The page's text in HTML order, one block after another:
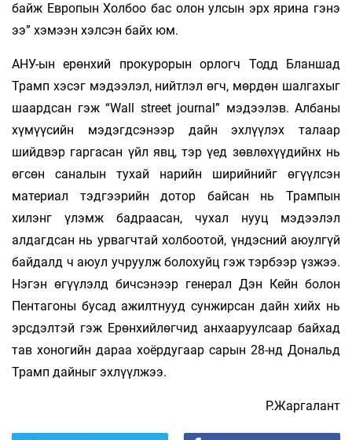
байж Европын Холбоо бас олон улсын эрх ярина гэнэ
ээ” хэмээн хэлсэн байх юм.
АНУ-ын ерөнхий прокурорын орлогч Тодд Бланшад
Трамп хэсэг мэдээлэл, нийтлэл өгч, мөрдөн шалгахыг
шаардсан гэж “Wall street journal” мэдээлэв. Албаны
хүмүүсийн мэдэгдсэнээр дайн эхлүүлэх талаар
шийдвэр гаргасан үйл явц, тэр үед зөвлөхүүдийнх нь
өгсөн саналын тухай нарийн ширийнийг өгүүлсэн
материал тэдгээрийн дотор байсан нь Трампын
хилэнг үлэмж бадраасан, чухал нууц мэдээлэл
алдагдсан нь урвагчтай холбоотой, үндэсний аюулгүй
байдалд ч аюул учруулж болохуйц гэж тэрбээр үзжээ.
Нэгэн өгүүлэлд бичсэнээр генерал Дэн Кейн болон
Пентагоны бусад ажилтнууд сунжирсан дайн хийх нь
эрсдэлтэй гэж Ерөнхийлөгчид анхаа­руул­саар байхад
тав хоногийн дараа хоёр­дугаар сарын 28-нд Дональд
Трамп дайныг эх­лүүлжээ.
Р.Жаргалант